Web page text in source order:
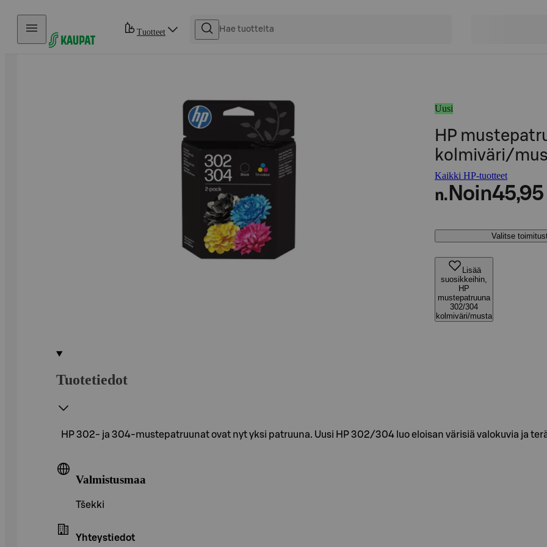
Hyppää sisältöön
Tuotteet
Uusi
HP
kolmiväri/
Kaikki HP-tuotteet
n. Noin
Valitse
Lisää
suosikkeihin,
HP
mustepatruuna
302/304
kolmiväri/musta
Tuotetiedot
HP 302- ja 304-mustepatruunat ovat nyt yksi patruuna. Uusi HP 302/304 luo eloisan värisiä valokuvia ja
Valmistusmaa
Tšekki
Yhteystiedot